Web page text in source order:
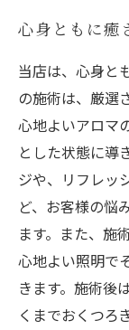
心身ともに癒
当店は、心身と
の施術は、厳選
心地よいアロマ
とした状態に導
ジや、リフレッ
ど、お客様の悩
ます。また、施
心地よい照明で
きます。施術後
くまでおくつろ